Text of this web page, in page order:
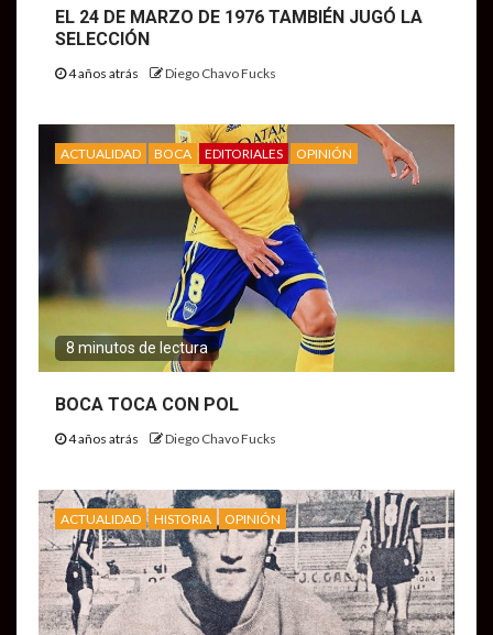
EL 24 DE MARZO DE 1976 TAMBIÉN JUGÓ LA
SELECCIÓN
4 años atrás Diego Chavo Fucks
ACTUALIDAD BOCA EDITORIALES OPINIÓN
8 minutos de lectura
BOCA TOCA CON POL
4 años atrás Diego Chavo Fucks
ACTUALIDAD HISTORIA OPINIÓN